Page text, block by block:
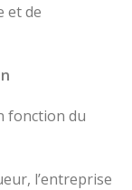
et de
fonction du
l’entreprise